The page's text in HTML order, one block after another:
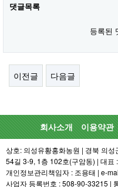
댓글목록
등록된
이전글 다음글
회사소개 이용약관
상호: 의성유황홍화농원 | 경북 의
54길 3-9, 1층 102호(구암동) | 대표
개인정보관리책임자 : 조용태 | e-
사업자 등록번호 : 508-90-33215 |